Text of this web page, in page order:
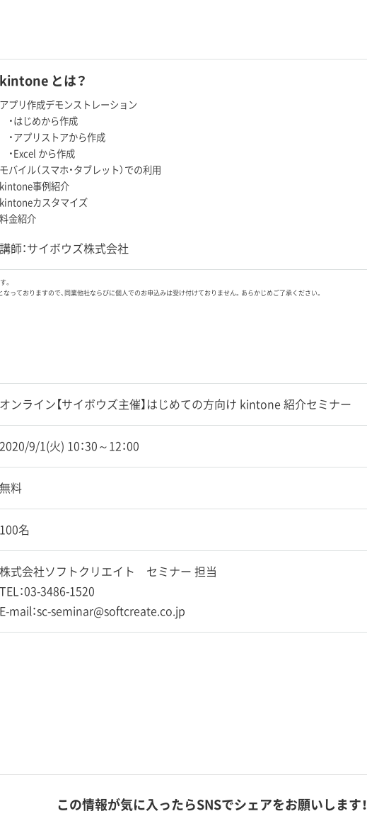
kintone とは？
アプリ作成デモンストレーション
・はじめから作成
・アプリストアから作成
・Excel から作成
モバイル（スマホ・タブレット）での利用
kintone事例紹介
kintoneカスタマイズ
料金紹介
講師：サイボウズ株式会社
。
っておりますので、同業他社ならびに個人でのお申込みは受け付けておりません。あらかじめご了承ください。
オンライン【サイボウズ主催】はじめての方向け kintone 紹介セミナー
2020/9/1(火) 10：30～12：00
無料
100名
株式会社ソフトクリエイト セミナー 担当
TEL：03-3486-1520
E-mail：sc-seminar@softcreate.co.jp
この情報が気に入ったらSNSでシェアをお願いします！